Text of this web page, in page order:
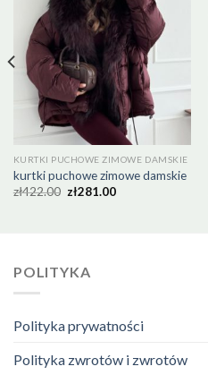
KURTKI PUCHOWE ZIMOWE DAMSKIE
kurtki puchowe zimowe damskie
zł422.00 zł281.00
POLITYKA
Polityka prywatności
Polityka zwrotów i zwrotów